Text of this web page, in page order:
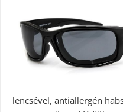
lencsével, antiallergén